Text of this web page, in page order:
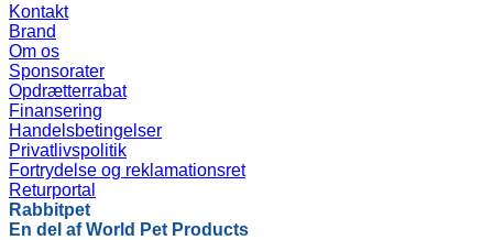
Kontakt
Brand
Om os
Sponsorater
Opdrætterrabat
Finansering
Handelsbetingelser
Privatlivspolitik
Fortrydelse og reklamationsret
Returportal
Rabbitpet
En del af World Pet Products